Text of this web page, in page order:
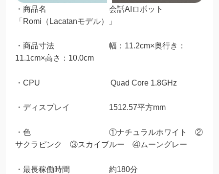
・商品名 会話AIロボット
「Romi（Lacatanモデル）」
・商品寸法 幅：11.2cm×奥行き：
11.1cm×高さ：10.0cm
・CPU Quad Core 1.8GHz
・ディスプレイ 1512.57平方mm
・色 ①ナチュラルホワイト ②
サクラピンク ③スカイブルー ④ムーングレー
・最長稼働時間 約180分